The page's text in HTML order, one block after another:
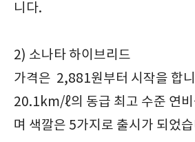
니다.
2) 소나타 하이브리드
가격은 2,881원부터 시작을 합
20.1km/ℓ의 동급 최고 수준 연
며 색깔은 5가지로 출시가 되었